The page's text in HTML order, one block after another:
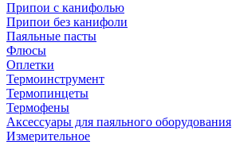
Припои с канифолью
Припои без канифоли
Паяльные пасты
Флюсы
Оплетки
Термоинструмент
Термопинцеты
Термофены
Аксессуары для паяльного оборудования
Измерительное